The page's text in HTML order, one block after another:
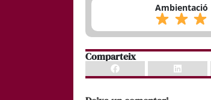
Ambientació
Comparteix